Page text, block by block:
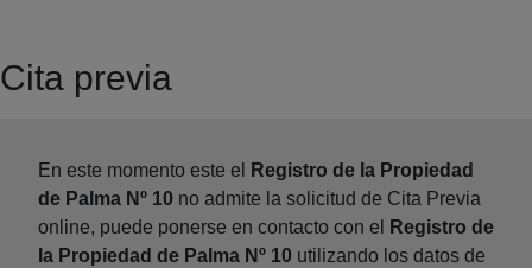
Cita previa
En este momento este el
Registro de la Propiedad
de Palma Nº 10 no admite la solicitud de Cita Previa
online, puede ponerse en contacto con el
Registro de
la Propiedad de Palma Nº 10 utilizando los datos de